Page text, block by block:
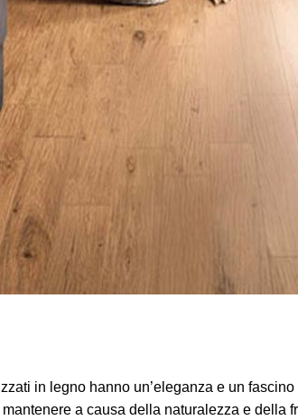
in legno hanno un’eleganza e un
a causa della naturalezza e della